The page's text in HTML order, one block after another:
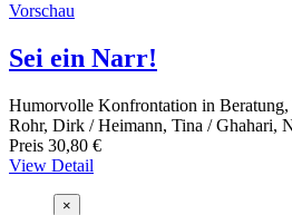
Vorschau
Sei ein Narr!
Humorvolle Konfrontation in Beratung,
Rohr, Dirk / Heimann, Tina / Ghahari,
Preis 30,80 €
View Detail
×